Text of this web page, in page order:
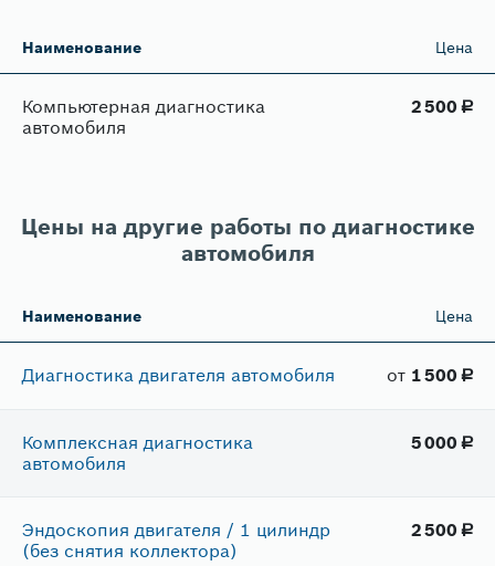
Наименование Цена
Компьютерная диагностика
автомобиля
2​ 500руб.
Цены на другие работы по диагностике
автомобиля
Наименование Цена
Диагностика двигателя автомобиля от 1​ 500руб.
Комплексная диагностика
автомобиля
5​ 000 руб.
Эндоскопия двигателя / 1 цилиндр
(без снятия коллектора)
2​ 500руб.